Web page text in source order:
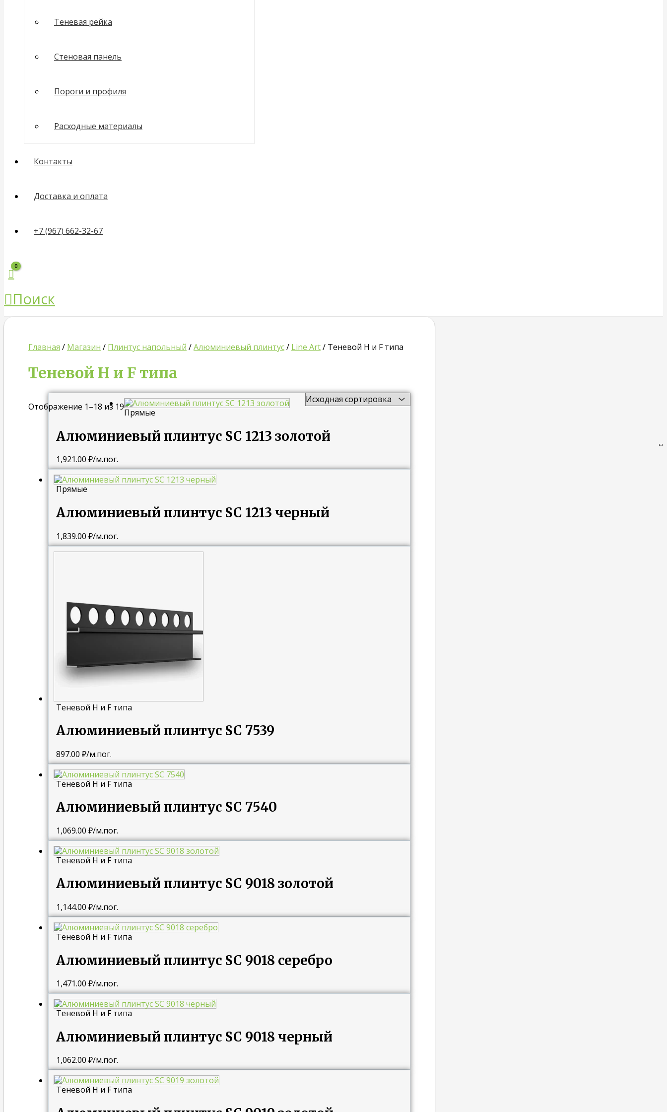
Теневая рейка
Стеновая панель
Пороги и профиля
Расходные материалы
Контакты
Доставка и оплата
+7 (967) 662-32-67
Поиск
Главная / Магазин / Плинтус напольный /Алюминиевый плинтус/ Line Art/ Теневой H и F типа
Теневой H и F типа
Отображение 1–18 из 19
Прямые
Алюминиевый плинтус SC 1213 золотой
1,921.00 ₽/м.пог.
Прямые
Алюминиевый плинтус SC 1213 черный
1,839.00 ₽/м.пог.
Теневой H и F типа
Алюминиевый плинтус SC 7539
897.00 ₽/м.пог.
Теневой H и F типа
Алюминиевый плинтус SC 7540
1,069.00 ₽/м.пог.
Теневой H и F типа
Алюминиевый плинтус SC 9018 золотой
1,144.00 ₽/м.пог.
Теневой H и F типа
Алюминиевый плинтус SC 9018 серебро
1,471.00 ₽/м.пог.
Теневой H и F типа
Алюминиевый плинтус SC 9018 черный
1,062.00 ₽/м.пог.
Теневой H и F типа